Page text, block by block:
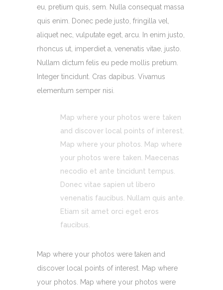
eu, pretium quis, sem. Nulla consequat massa
quis enim. Donec pede justo, fringilla vel,
aliquet nec, vulputate eget, arcu. In enim justo,
rhoncus ut, imperdiet a, venenatis vitae, justo.
Nullam dictum felis eu pede mollis pretium.
Integer tincidunt. Cras dapibus. Vivamus
elementum semper nisi.
Map where your photos were taken
and discover local points of interest.
Map where your photos. Map where
your photos were taken. Maecenas
necodio et ante tincidunt tempus.
Donec vitae sapien ut libero
venenatis faucibus. Nullam quis ante.
Etiam sit amet orci eget eros
faucibus.
Map where your photos were taken and
discover local points of interest. Map where
your photos. Map where your photos were